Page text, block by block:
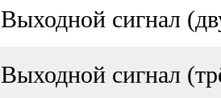
Выходной сигнал
Выходной сигнал